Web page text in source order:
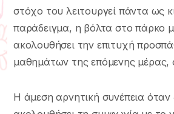
στόχο του λειτουργεί πάντα ως
παράδειγμα, η βόλτα στο πάρκο
ακολουθήσει την επιτυχή
μαθημάτων της επόμενης μέρας,
Η άμεση αρνητική συνέπεια όταν